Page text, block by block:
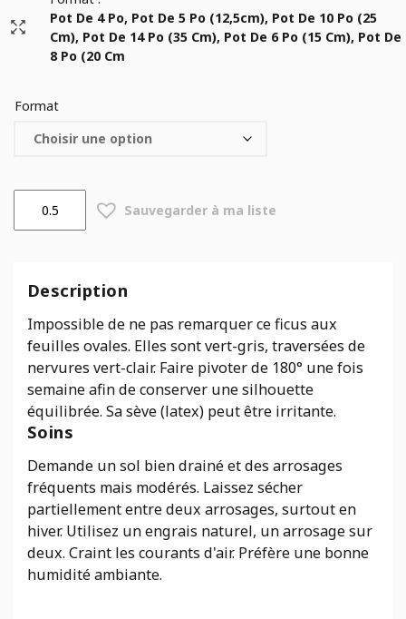
Pot De 4 Po, Pot De 5 Po (12,5cm), Pot De 10 Po (25
Cm), Pot De 14 Po (35 Cm), Pot De 6 Po (15 Cm), Pot De
8 Po (20 Cm
Format
Sauvegarder à ma liste
Description
Impossible de ne pas remarquer ce ficus aux
feuilles ovales. Elles sont vert-gris, traversées de
nervures vert-clair. Faire pivoter de 180° une fois
semaine afin de conserver une silhouette
équilibrée. Sa sève (latex) peut être irritante.
Soins
Demande un sol bien drainé et des arrosages
fréquents mais modérés. Laissez sécher
partiellement entre deux arrosages, surtout en
hiver. Utilisez un engrais naturel, un arrosage sur
deux. Craint les courants d'air. Préfère une bonne
humidité ambiante.